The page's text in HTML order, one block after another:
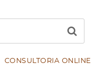
CONSULTORIA ONLINE